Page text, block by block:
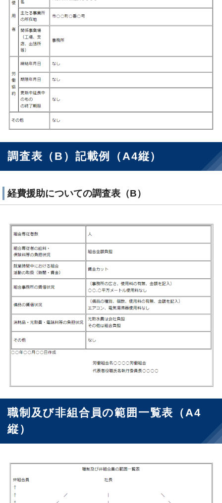
調査表（B）記載例（A4縦）
経費援助についての調査表（B）
職制及び非組合員の範囲一覧表（A4
縦）